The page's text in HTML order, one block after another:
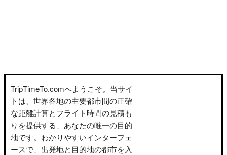
TripTimeTo.comへようこそ。当サイ
トは、世界各地の主要都市間の正確
な距離計算とフライト時間の見積も
りを提供する、あなたの唯一の目的
地です。わかりやすいインターフェ
ースで、出発地と目的地の都市を入